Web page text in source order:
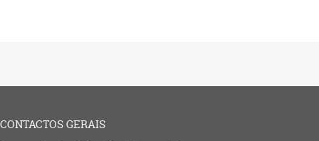
CONTACTOS GERAIS